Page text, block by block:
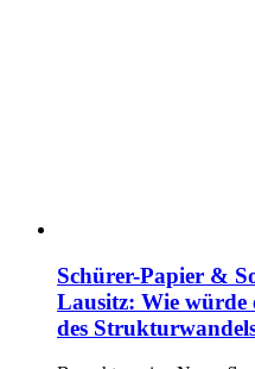
Schürer-Papier &
Lausitz: Wie würde
des